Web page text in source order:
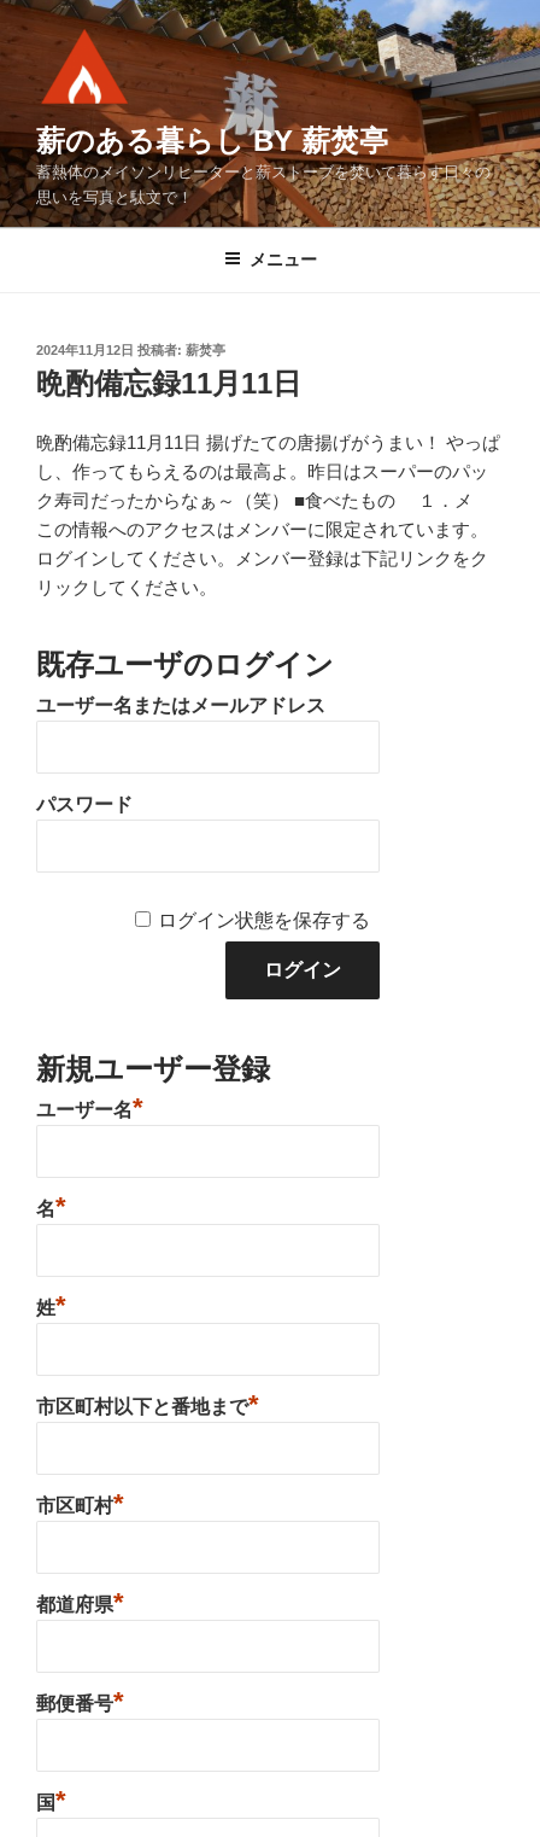
コ
ン
ツ
へ
ス
キ
薪のある暮らし BY 薪焚亭
蓄熱体のメイソンリヒーターと薪ストーブを焚いて暮らす日々の
思いを写真と駄文で！
メニュー
投
稿
日:
2024年11月12日 投稿者: 薪焚亭
晩酌備忘録11月11日
晩酌備忘録11月11日 揚げたての唐揚げがうまい！ やっぱ
し、作ってもらえるのは最高よ。昨日はスーパーのパッ
ク寿司だったからなぁ～（笑） ■食べたもの １．メ
この情報へのアクセスはメンバーに限定されています。
ログインしてください。メンバー登録は下記リンクをク
リックしてください。
既存ユーザのログイン
ユーザー名またはメールアドレス
パスワード
ログイン状態を保存する
新規ユーザー登録
ユーザー名*
名*
姓*
市区町村以下と番地まで*
市区町村*
都道府県*
郵便番号*
国*